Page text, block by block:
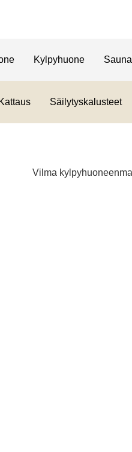
Kylpyhuone Sauna
Kattaus Säilytyskalusteet